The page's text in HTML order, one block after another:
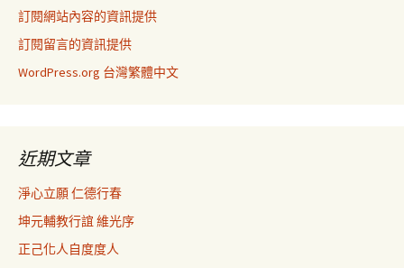
訂閱網站內容的資訊提供
訂閱留言的資訊提供
WordPress.org 台灣繁體中文
近期文章
淨心立願 仁德行春
坤元輔教行誼 維光序
正己化人自度度人